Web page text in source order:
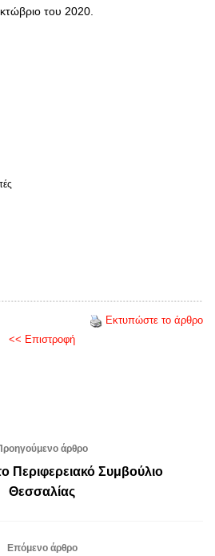
του 2020.
Εκτυπώστε το άρθρο
<< Επιστροφή
άρθρο
Περιφερειακό Συμβούλιο
Θεσσαλίας
Επόμενο άρθρο